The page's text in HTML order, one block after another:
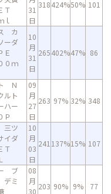
Ｔ
ｌ
31
日
318424%50% 101
カ
ーダ
Ｅ
０ｍ
10
月
31
日
265402%47% 86
Ｎ
ルト
ハー
Ｐ
09
月
27
日
263 97% 32% 348
三ツ
イダ
Ｔ
10
月
03
日
241 137%15% 107
ブ
デミ
08
月
30
203 90% 9% 77